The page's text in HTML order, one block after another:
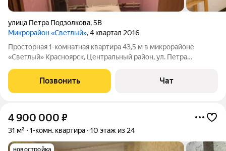
улица Петра Подзолкова,5В
Микрорайон «Светлый», 4 квартал 2016
Просторная 1-комнатная квартира 43,5 м в микрорайоне
«Светлый» Красноярск, Центральный район, ул. Петра
однокомнатная квартира на 8 этаже современного жилого
дома. Это отличный вариант для
Позвонить Чат
4 900 000 ₽
31 м² 1-комн. квартира 10 этаж из 24
новостройка